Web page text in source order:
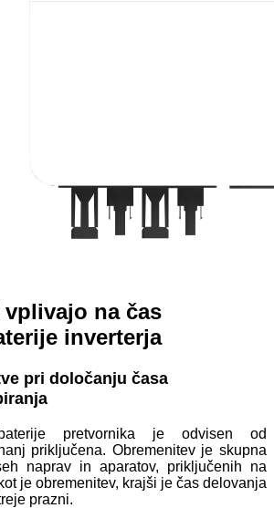
na čas
inverterja
pri določanju časa
pretvornika je odvisen od
priključena. Obremenitev je skupna
naprav in aparatov, priključenih na
je obremenitev, krajši je čas delovanja
prazni.